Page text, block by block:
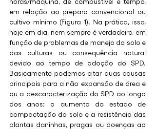
em relação ao preparo convencional ou
cultivo mínimo (Figura 1). Na prática, isso,
hoje em dia, nem sempre é verdadeiro, em
função de problemas de manejo do solo e
das culturas ou consequência natural
devido ao tempo de adoção do SPD.
Basicamente podemos citar duas causas
principais para a não expansão de área e
ou a descaracterização do SPD ao longo
dos anos: o aumento do estado de
compactação do solo e a resistência das
plantas daninhas, pragas ou doenças ao